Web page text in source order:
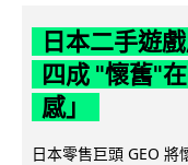
日本二手遊
四成 "懷舊"
感」
日本零售巨頭 GEO